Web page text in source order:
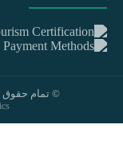
© تمام حقوق